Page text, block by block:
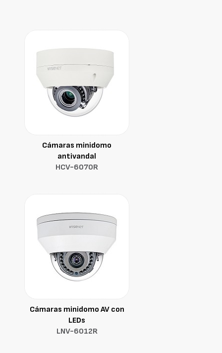
Cámaras minidomo
antivandal
HCV-6070R
Cámaras minidomo AV con
LEDs
LNV-6012R